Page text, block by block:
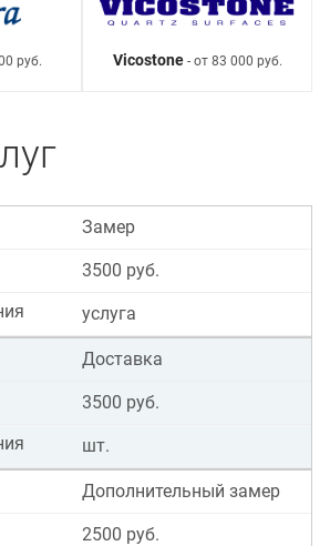
руб. Vicostone- от 83 000 руб.
Замер
3500 руб.
услуга
Доставка
3500 руб.
шт.
Дополнительный замер
2500 руб.